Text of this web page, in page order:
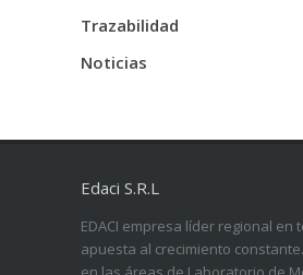
Trazabilidad
Noticias
Edaci S.R.L
EDACI empresa líder regional en
apuesta al crecimiento